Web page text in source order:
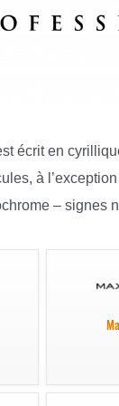
écrit en
à
– signes